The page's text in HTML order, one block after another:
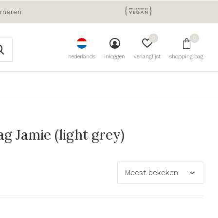
nederlands inloggen verlanglijst
0
shopping bag
0
Jamie (light grey)